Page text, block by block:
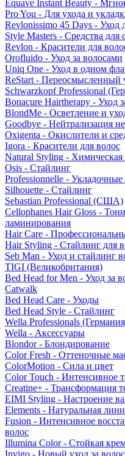
Equave Instant Beauty -
Pro You - Для ухода и
Revlonissimo 45 Days -
Style Masters - Средства для
Revlon - Красители для
Orofluido - Уход за волосами
Uniq One - Уход в одном
ReStart - Переосмысленный
Schwarzkopf Professional
Bonacure Hairtherapy - Уход
BlondMe - Осветление и
Goodbye - Нейтрализация
Oxigenta - Окислители и
Igora - Красители для волос
Natural Styling - Химическая
Osis - Стайлинг
Professionnelle - Укладочные
Silhouette - Стайлинг
Sebastian Professional (США)
Cellophanes Hair Gloss -
ламинирования
Hair Care -
Hair Styling - Стайлинг для
Seb Man - Уход и стайлинг
TIGI (Великобритания)
Bed Head for Men - Уход за
Catwalk
Bed Head Care - Уходы
Bed Head Style - Стайлинг
Wella Professionals
Wella - Аксессуары
Blondor - Блондирование
Color Fresh - Оттеночные
ColorMotion - Сила и цвет
Color Touch - Интенсивное
Creatine+ - Трансформация
EIMI Styling - Настроение
Elements - Натуральная
Fusion - Интенсивное
волос
Illumina Color - Стойкая
Invigo - Новый уход за